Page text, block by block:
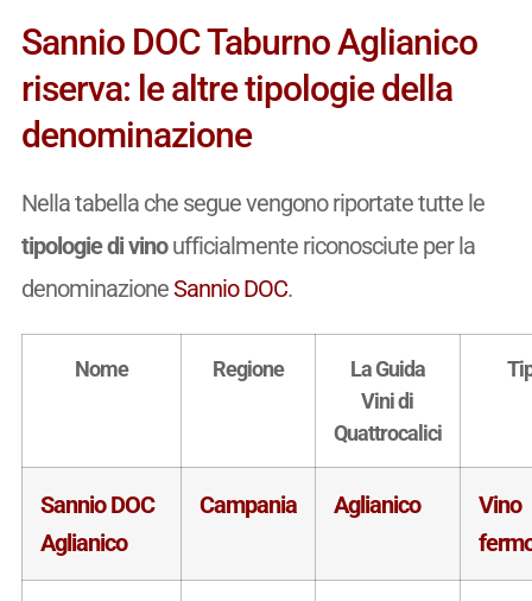
Sannio DOC Taburno Aglianico
riserva: le altre tipologie della
denominazione
Nella tabella che segue vengono riportate tutte le
tipologie di vinoufficialmente riconosciute per la
denominazioneSannio DOC.
Nome Regione
La Guida
Vini di
Quattrocalici
Sannio DOC
Aglianico
Campania Aglianico
Vino